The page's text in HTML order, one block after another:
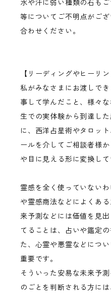
水や汗に弱い種類の石も
等についてご不明点がご
合わせください。
【リーディングやヒーリ
私がみなさまにお渡しで
事して学んだこと、様々
生での実体験から到達し
に、西洋占星術やタロッ
ールを介してご相談者様
や目に見える形に変換して
霊感を全く使っていない
や霊感商法などによくあ
来予測などには価値を見
てることは、占いや鑑定
た、心霊や悪霊などにつ
重要です。
そういった安易な未来予
のごとを判断される方には